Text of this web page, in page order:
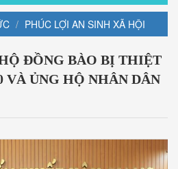
PHÚC LỢI AN SINH XÃ HỘI
ĐỒNG BÀO BỊ THIỆT
VÀ ỦNG HỘ NHÂN DÂN